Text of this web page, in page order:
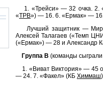
1. «Трейси» — 32 очка. 2.
«ТРВ») — 16. 6. «Ермак» —
Лучший защитник —
Алексей Талагаев («Темп
(«Ермак») — 28 и Александр
Группа В (команды
1. «Виват Виктория» — 45
— 24. 7. «Факел» (КБ Химмаш